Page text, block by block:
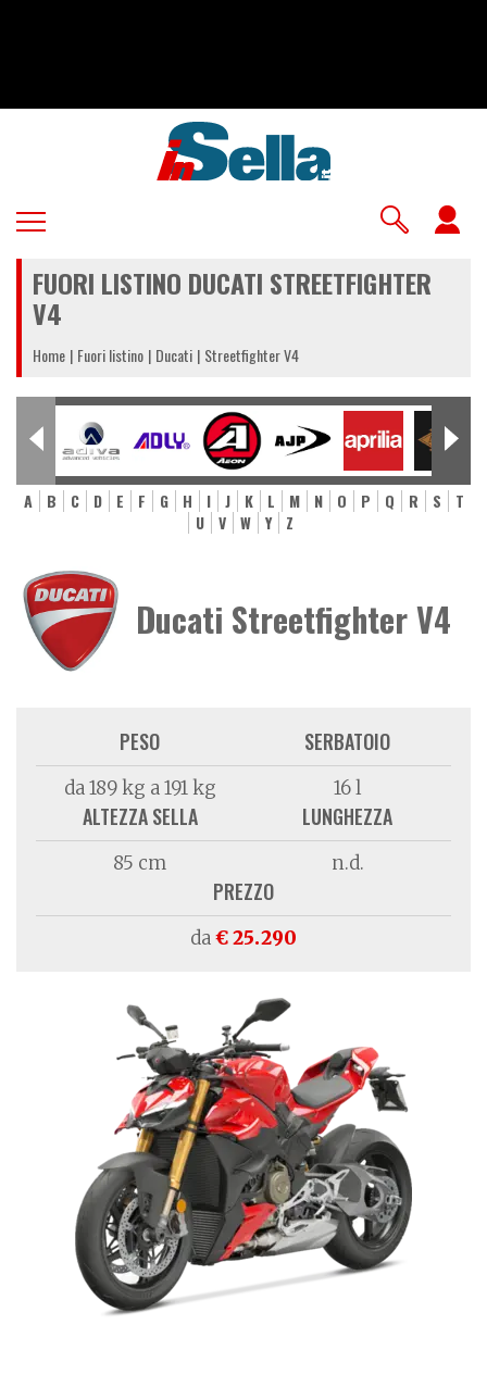
FUORI LISTINO DUCATI STREETFIGHTER
V4
Home Fuori listino Ducati Streetfighter V4
A B C D E F G H I J K L M N O P Q R S
T
U
V W Y Z
Ducati Streetfighter V4
PESO
da 189 kg a 191 kg
SERBATOIO
16 l
ALTEZZA SELLA
85 cm
LUNGHEZZA
n.d.
PREZZO
da€ 25.290